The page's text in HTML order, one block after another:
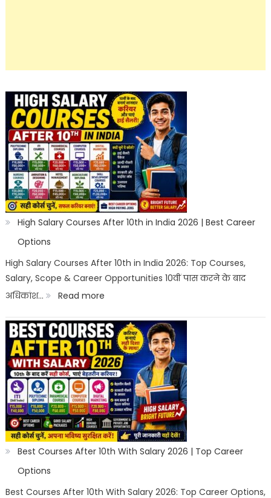
High Salary Courses After 10th in India 2026 | Best Career
Options
High Salary Courses After 10th in India 2026: Top Courses,
Salary, Scope & Career Opportunities 10वीं पास करने के बाद
अधिकांश…
Read more:
High
Salary
Courses
After
10th
in
India
2026
Best
Best Courses After 10th With Salary 2026 | Top Career
Options
Best Courses After 10th With Salary 2026: Top Career Options,